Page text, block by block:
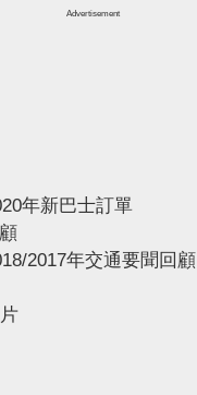
Advertisement
年新巴士訂單
2017年交通要聞回顧